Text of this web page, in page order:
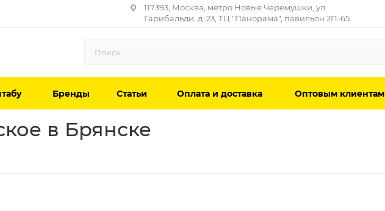
117393, Москва, метро Новые Черемушки, ул.
Гарибальди, д. 23, ТЦ "Панорама", павильон 2П-65.
Бренды Статьи Оплата и доставка Оптовым клиентам
в Брянске